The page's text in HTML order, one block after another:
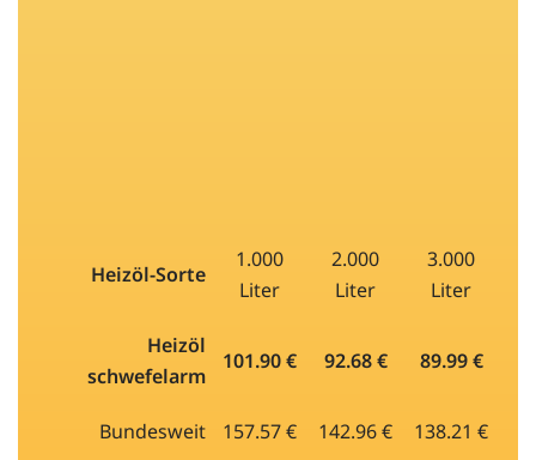
Heizöl-Sorte
1.000
Liter
2.000
Liter
3.000
Liter
Heizöl
schwefelarm
101.90 € 92.68 € 89.99 €
Bundesweit 157.57 € 142.96 € 138.21 €